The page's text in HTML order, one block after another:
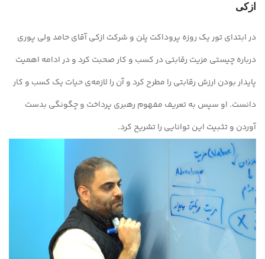
ازکی
در ابتدای تور یک روزه پروداکت پلن و شرکت ازکی آقای حامد ولی پوری
درباره چیستی مزیت رقابتی در کسب و کار صحبت کرد و در ادامه اهمیت
پایدار بودن ارزش رقابتی را مطرح کرد و آن را لازمه‌ی حیات یک کسب و کار
دانست. او سپس به تعریف مفهوم رهبری پرداخت و چگونگی بدست
آوردن و تثبیت این توانایی را تشریح کرد.